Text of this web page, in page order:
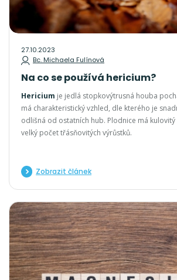
27.10.2023
Bc. Michaela Fulínová
Na co se používá hericium?
Hericium je jedlá stopkovýtrusná houba
má charakteristický vzhled, dle kterého je
odlišná od ostatních hub. Plodnice má kulovitý
velký počet třásňovitých výrůstků.
Zobrazit článek